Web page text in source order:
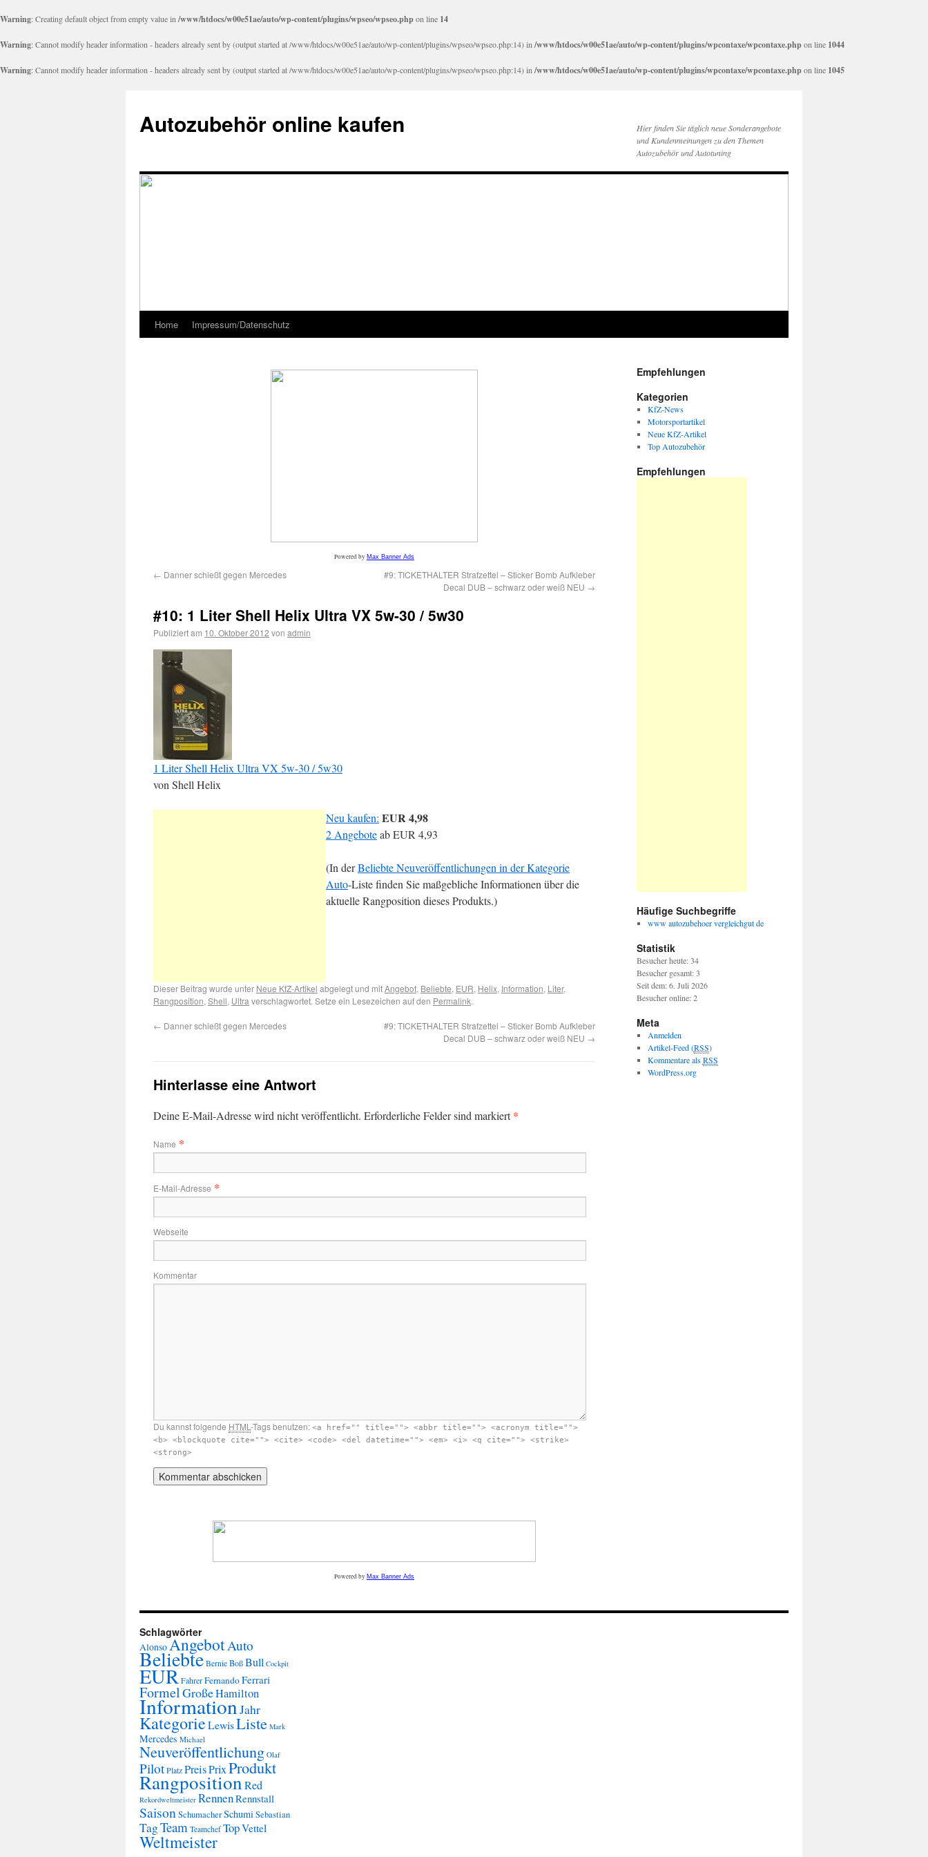
Warning: Creating default object from empty value in /www/htdocs/w00e51ae/auto/wp-content/plugins/wpseo/wpseo.phpon line 14
Warning: Cannot modify header information - headers already sent by (output started at /www/htdocs/w00e51ae/auto/wp-content/plugins/wpseo/wpseo.php:14) in /www/htdocs/w00e51ae/auto/wp-content/plugins/wpcontaxe/wpcontaxe.phpon line 1044
Warning: Cannot modify header information - headers already sent by (output started at /www/htdocs/w00e51ae/auto/wp-content/plugins/wpseo/wpseo.php:14) in /www/htdocs/w00e51ae/auto/wp-content/plugins/wpcontaxe/wpcontaxe.phpon line 1045
Autozubehör online kaufen
Hier finden Sie täglich neue Sonderangebote
und Kundenmeinungen zu den Themen
Autozubehör und Autotuning
Home Impressum/Datenschutz
Powered by Max Banner Ads
← Danner schießt gegen Mercedes
#9: TICKETHALTER Strafzettel – Sticker Bomb Aufkleber
Decal DUB – schwarz oder weiß NEU →
#10: 1 Liter Shell Helix Ultra VX 5w-30 / 5w30
Publiziert am 10. Oktober 2012 von admin
1 Liter Shell Helix Ultra VX 5w-30 / 5w30
von Shell Helix
Neu kaufen: EUR 4,98
2 AngeboteabEUR 4,93
(In derBeliebte Neuveröffentlichungen in der Kategorie
Auto-Liste finden Sie maßgebliche Informationen über die
aktuelle Rangposition dieses Produkts.)
Dieser Beitrag wurde unter Neue KfZ-Artikel abgelegt und mitAngebot, Beliebte, EUR, Helix, Information, Liter,
Rangposition, Shell, Ultra verschlagwortet. Setze ein Lesezeichen auf den Permalink.
← Danner schießt gegen Mercedes
#9: TICKETHALTER Strafzettel – Sticker Bomb Aufkleber
Decal DUB – schwarz oder weiß NEU →
Hinterlasse eine Antwort
Deine E-Mail-Adresse wird nicht veröffentlicht. Erforderliche Felder sind markiert*
Name *
E-Mail-Adresse *
Webseite
Kommentar
Du kannst folgende HTML -Tags benutzen: <a href="" title=""> <abbr title=""> <acronym title="">
<b> <blockquote cite=""> <cite> <code> <del datetime=""> <em> <i> <q cite=""> <strike>
<strong>
Powered by Max Banner Ads
Empfehlungen
Kategorien
KfZ-News
Motorsportartikel
Neue KfZ-Artikel
Top Autozubehör
Empfehlungen
Häufige Suchbegriffe
www autozubehoer vergleichgut de
Statistik
Besucher heute: 34
Besucher gesamt: 3
Seit dem: 6. Juli 2026
Besucher online: 2
Meta
Anmelden
Artikel-Feed (RSS)
Kommentare alsRSS
WordPress.org
Schlagwörter
AlonsoAngebotAuto
Beliebte Bernie BoßBull Cockpit
EURFahrerFernandoFerrari
FormelGroßeHamilton
InformationJahr
KategorieLewisListe Mark
Mercedes Michael
Neuveröffentlichung Olaf
PilotPlatzPreisPrixProdukt
RangpositionRed
Rekordweltmeister RennenRennstall
Saison SchumacherSchumiSebastian
TagTeam Teamchef TopVettel
Weltmeister